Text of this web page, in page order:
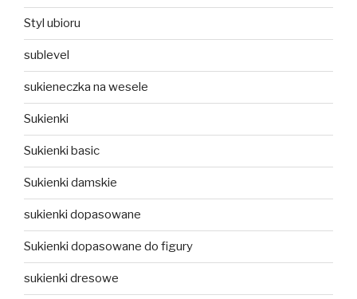
Styl ubioru
sublevel
sukieneczka na wesele
Sukienki
Sukienki basic
Sukienki damskie
sukienki dopasowane
Sukienki dopasowane do figury
sukienki dresowe